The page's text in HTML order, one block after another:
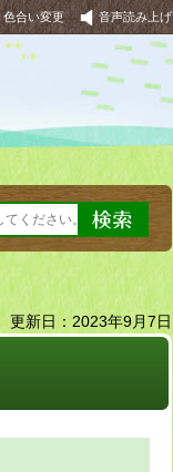
色合い変更 音声読み上げ
更新日：2023年9月7日